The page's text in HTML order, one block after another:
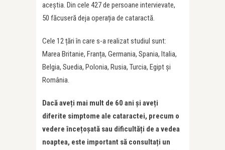
aceștia. Din cele 427 de persoane intervievate,
50 făcuseră deja operația de cataractă.
Cele 12 țări în care s-a realizat studiul sunt:
Marea Britanie, Franța, Germania, Spania, Italia,
Belgia, Suedia, Polonia, Rusia, Turcia, Egipt și
România.
Dacă aveți mai mult de 60 ani și aveți
diferite simptome ale cataractei, precum o
vedere încețoșată sau dificultăți de a vedea
noaptea, este important să consultați un